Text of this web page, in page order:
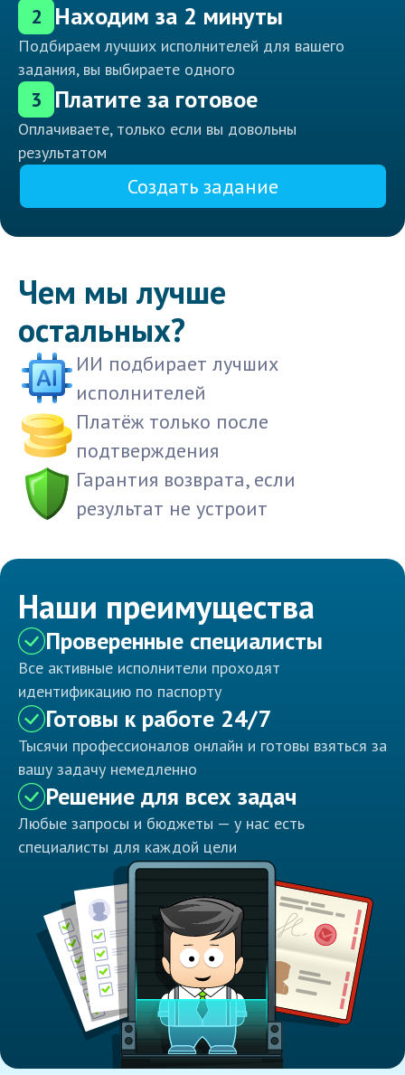
2 Находим за 2 минуты
Подбираем лучших исполнителей для вашего
задания, вы выбираете одного
3 Платите за готовое
Оплачиваете, только если вы довольны
результатом
Создать задание
Чем мы лучше
остальных?
ИИ подбирает лучших
исполнителей
Платёж только после
подтверждения
Гарантия возврата, если
результат не устроит
Наши преимущества
Проверенные специалисты
Все активные исполнители проходят
идентификацию по паспорту
Готовы к работе 24/7
Тысячи профессионалов онлайн и готовы взяться за
вашу задачу немедленно
Решение для всех задач
Любые запросы и бюджеты — у нас есть
специалисты для каждой цели